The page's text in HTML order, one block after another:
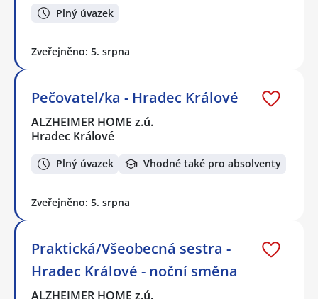
Plný úvazek
Zveřejněno: 5. srpna
Pečovatel/ka - Hradec Králové
ALZHEIMER HOME z.ú.
Hradec Králové
Plný úvazek Vhodné také pro absolventy
Zveřejněno: 5. srpna
Praktická/Všeobecná sestra -
Hradec Králové - noční směna
ALZHEIMER HOME z.ú.